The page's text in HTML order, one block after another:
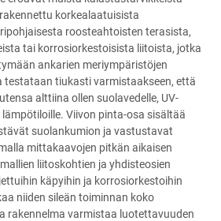
korkealaatuisista
roosteahtoisten terasista,
tai korrosiorkestoisista liitoista, jotka
ankarien meriympäristöjen
testataan tiukasti varmistaakseen, että
alttiina ollen suolavedelle, UV-
Viivon pinta-osa sisältää
suolankumion ja vastustavat
mittakaavojen pitkän aikaisen
liitoskohtien ja yhdisteosien
käpyihin ja korrosiorkestoihin
niiden sileän toiminnan koko
rakennelma varmistaa luotettavuuden